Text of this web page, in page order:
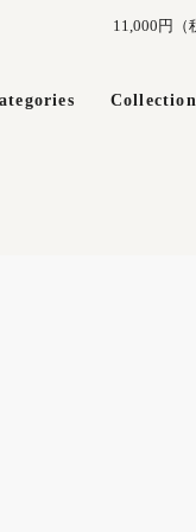
11,000円（
Collection